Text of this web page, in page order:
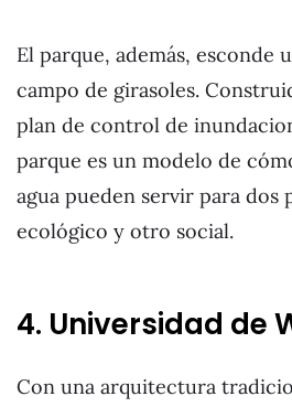
El parque, además, esconde
campo de girasoles.
plan de control de
parque es un modelo de
agua pueden servir para dos
ecológico y otro social.
4. Universidad de
Con una arquitectura